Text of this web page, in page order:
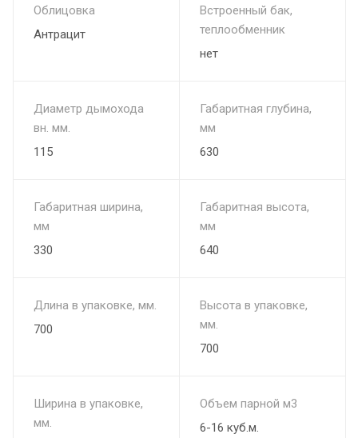
Облицовка
Антрацит
Встроенный бак,
теплообменник
нет
Диаметр дымохода
вн. мм.
115
Габаритная глубина,
мм
630
Габаритная ширина,
мм
330
Габаритная высота,
мм
640
Длина в упаковке, мм.
700
Высота в упаковке,
мм.
700
Ширина в упаковке,
мм.
Объем парной м3
6-16 куб.м.